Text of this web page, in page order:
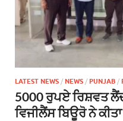
LATEST NEWS / NEWS / PUNJAB /
5000 ਰੁਪਏ ਰਿਸ਼ਵਤ
ਵਿਜੀਲੈਂਸ ਬਿਊਰੋ ਨੇ